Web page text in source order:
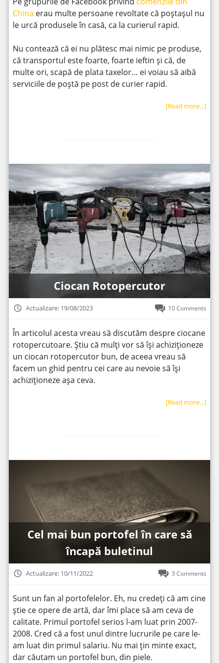
China erau multe persoane revoltate că poștașul nu
le urcă produsele în casă, ca la curierul rapid.
Nu contează că ei nu plătesc mai nimic pe produse,
că transportul este foarte, foarte ieftin și că, de
multe ori, scapă de plata taxelor… ei voiau să aibă
serviciile de poștă pe post de curier rapid.
[Read more…]
Ciocan Rotopercutor
Actualizare: 19/08/2023 10 Comments
În articolul acesta vreau să discutăm despre ciocane
rotopercutoare. Știu că mulți vor să își achiziționeze
un ciocan rotopercutor bun, de aceea vreau să
facem un ghid pentru cei care au nevoie să își
achiziționeze așa ceva.
[Read more…]
Cel mai bun portofel în care să
încapă buletinul
Actualizare: 10/11/2022 3 Comments
Sunt un fan al portofelelor. Eh, nu credeți că am cine
știe ce opere de artă, dar îmi place să am ceva de
calitate. Primul portofel serios l-am luat prin 2007-
2008. Cred că a fost unul dintre lucrurile pe care le-
am luat din primul salariu. Nu mai țin minte exact,
dar căutam un portofel bun, din piele.